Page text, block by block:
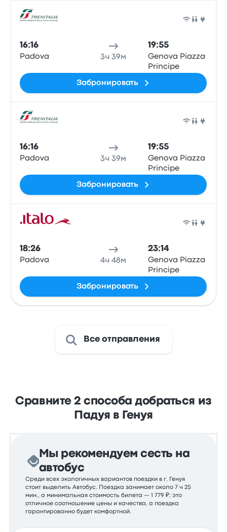
16:16
Padova 3ч 39м
19:55
Genova Piazza
Principe
Забронировать
16:16
Padova 3ч 39м
19:55
Genova Piazza
Principe
Забронировать
18:26
Padova 4ч 48м
23:14
Genova Piazza
Principe
Забронировать
Все отправления
Сравните 2 способа добраться из
Падуя в Генуя
Мы рекомендуем сесть на
автобус
Среди всех экологичных вариантов поездки в г. Генуя
стоит выделить Автобус. Поездка занимает около 7 ч 25
мин., а минимальная стоимость билета — 1 779 ₽; это
отличное соотношение цены и качества, а поездка
гарантированно будет комфортной.